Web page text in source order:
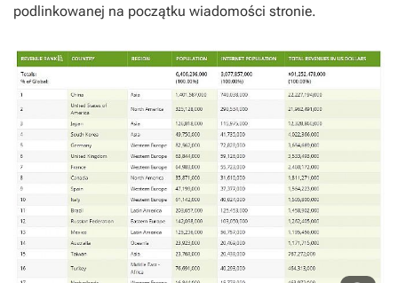
podlinkowanej na początku wiadomości stronie.